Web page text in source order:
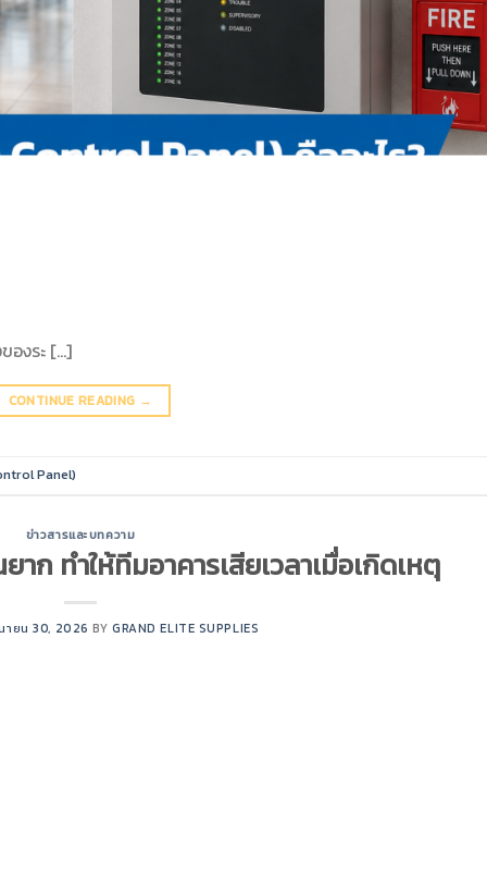
องระ […]
CONTINUE READING →
Panel)
ข่าวสารและบทความ
ก ทำให้ทีมอาคารเสียเวลาเมื่อเกิดเหตุ
ายน 30, 2026 BYGRAND ELITE SUPPLIES